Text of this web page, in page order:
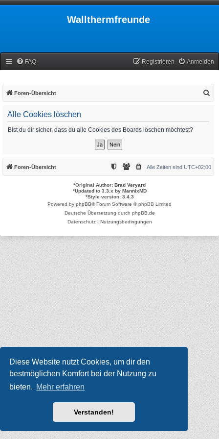
Diese Website nutzt Cookies, um dir den
bestmöglichen Komfort bei der Nutzung zu
bieten. Mehr erfahren
Verstanden!
Wallthermfreunde
FAQ Anmelden
Registrieren
Foren-Übersicht
Alle Cookies löschen
Bist du dir sicher, dass du alle Cookies des Boards löschen möchtest?
Foren-Übersicht Alle Zeiten sind UTC+02:00
*Original Author: Brad Veryard
*Updated to 3.3.x by MannixMD
*Style version: 3.4.3
Powered by phpBB® Forum Software © phpBB Limited
Deutsche Übersetzung durch phpBB.de
Datenschutz| Nutzungsbedingungen